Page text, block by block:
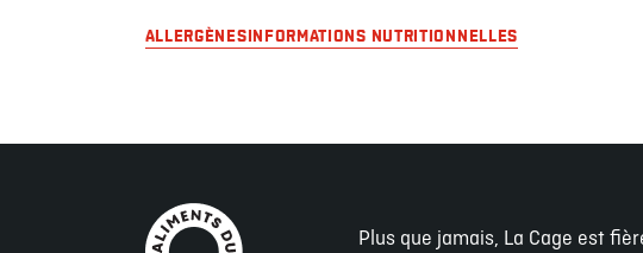
ALLERGÈNESINFORMATIONS NUTRITIONNELLES
Plus que jamais, La Cage est